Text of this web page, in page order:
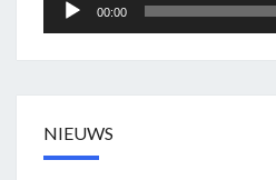
00:00
NIEUWS